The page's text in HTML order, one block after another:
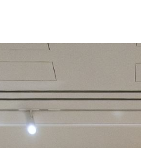
FOUNDATION
EVENTS
COLLECTION
TICKETS